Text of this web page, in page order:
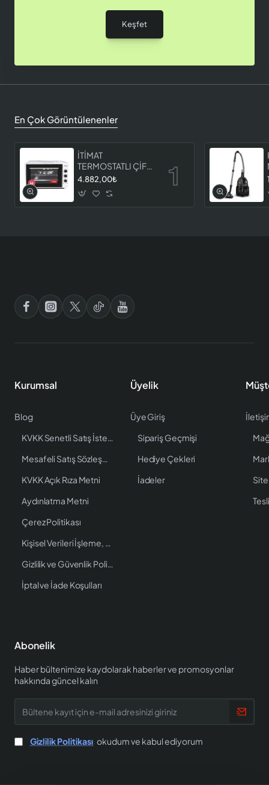
Keşfet
En Çok Görüntülenenler
İTİMAT
TERMOSTATLI ÇİFT
CAMLI FIRIN 8060
4.882,00₺
Kurumsal
Blog
KVKK Senetli Satış İstenen Bilgiler
Mesafeli Satış Sözleşmesi
KVKK Açık Rıza Metni
Aydınlatma Metni
Çerez Politikası
Kişisel Verileri İşleme, Saklama ve İmha Politikası
Gizlilik ve Güvenlik Politikası
İptal ve İade Koşulları
Üyelik
Üye Giriş
Sipariş Geçmişi
Hediye Çekleri
İadeler
Site
Abonelik
Haber bültenimize kaydolarak haberler ve promosyonlar
hakkında güncel kalın
kayıt
için
e-
mail
Gizlilik Politikası okudum ve kabul ediyorum